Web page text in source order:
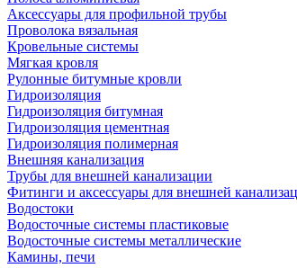
Аксессуары для профильной трубы
Проволока вязальная
Кровельные системы
Мягкая кровля
Рулонные битумные кровли
Гидроизоляция
Гидроизоляция битумная
Гидроизоляция цементная
Гидроизоляция полимерная
Внешняя канализация
Трубы для внешней канализации
Фитинги и аксессуары для внешней
Водостоки
Водосточные системы пластиковые
Водосточные системы металлические
Камины, печи